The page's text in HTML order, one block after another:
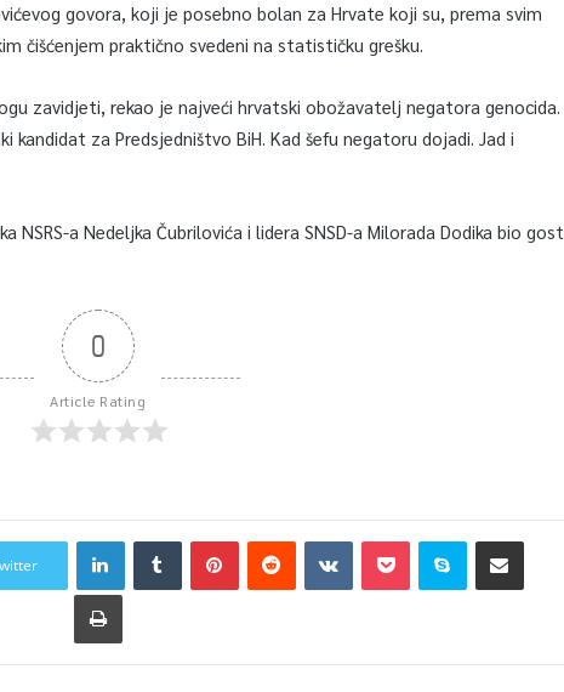
govora, koji je posebno bolan za Hrvate koji su, prema svim
čišćenjem praktično svedeni na statističku grešku.
zavidjeti, rekao je najveći hrvatski obožavatelj negatora genocida.
za Predsjedništvo BiH. Kad šefu negatoru dojadi. Jad i
NSRS-a Nedeljka Čubrilovića i lidera SNSD-a Milorada Dodika bio gost
0
Article Rating